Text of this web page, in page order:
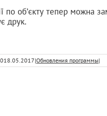
по об’єкту тепер можна
друк.
18.05.2017|Обновления программы|